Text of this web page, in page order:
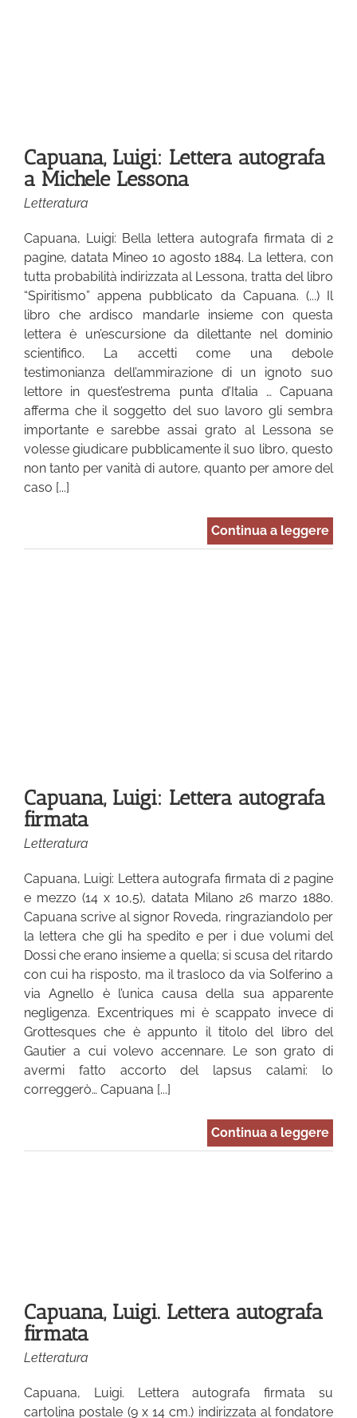
Capuana, Luigi: Lettera autografa
a Michele Lessona
Letteratura
Capuana, Luigi: Bella lettera autografa firmata di 2
pagine, datata Mineo 10 agosto 1884. La lettera, con
tutta probabilità indirizzata al Lessona, tratta del libro
“Spiritismo” appena pubblicato da Capuana. (...) Il
libro che ardisco mandarle insieme con questa
lettera è un’escursione da dilettante nel dominio
scientifico. La accetti come una debole
testimonianza dell’ammirazione di un ignoto suo
lettore in quest’estrema punta d’Italia … Capuana
afferma che il soggetto del suo lavoro gli sembra
importante e sarebbe assai grato al Lessona se
volesse giudicare pubblicamente il suo libro, questo
non tanto per vanità di autore, quanto per amore del
caso [...]
Continua a leggere
Capuana, Luigi: Lettera autografa
firmata
Letteratura
Capuana, Luigi: Lettera autografa firmata di 2 pagine
e mezzo (14 x 10,5), datata Milano 26 marzo 1880.
Capuana scrive al signor Roveda, ringraziandolo per
la lettera che gli ha spedito e per i due volumi del
Dossi che erano insieme a quella; si scusa del ritardo
con cui ha risposto, ma il trasloco da via Solferino a
via Agnello è l’unica causa della sua apparente
negligenza. Excentriques mi è scappato invece di
Grottesques che è appunto il titolo del libro del
Gautier a cui volevo accennare. Le son grato di
avermi fatto accorto del lapsus calami: lo
correggerò… Capuana [...]
Continua a leggere
Capuana, Luigi. Lettera autografa
firmata
Letteratura
Capuana, Luigi. Lettera autografa firmata su
cartolina postale (9 x 14 cm.) indirizzata al fondatore